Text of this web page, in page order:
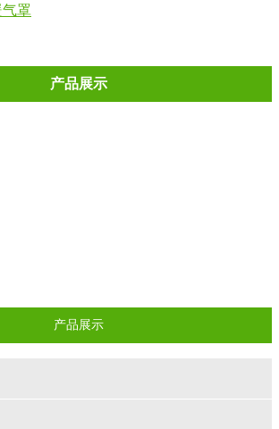
罩
产品展示
产品展示